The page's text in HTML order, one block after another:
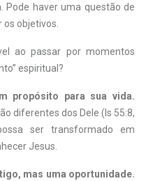
Pode haver uma questão de
objetivos.
ao passar por momentos
espiritual?
propósito para sua vida.
diferentes dos Dele (Is 55:8,
ser transformado em
Jesus.
mas uma oportunidade.